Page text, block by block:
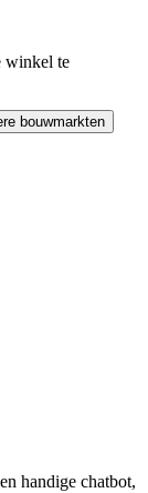
winkel te
bouwmarkten
handige chatbot,